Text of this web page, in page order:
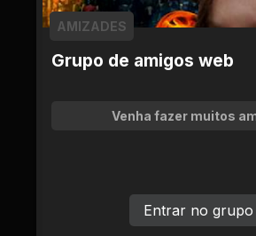
Grupo de amigos web
AMIZADES
Venha fazer muitos
Entrar no grupo